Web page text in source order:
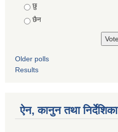
Choices
छु
छैन
Older polls
Results
ऐन, कानुन तथा निर्देशिका